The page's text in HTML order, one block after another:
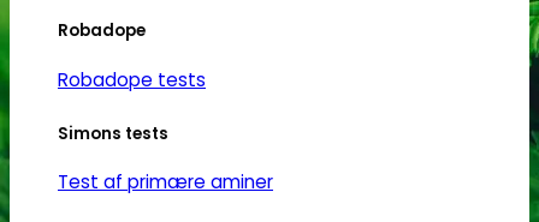
Robadope
Robadope tests
Simons tests
Test af primære aminer
Mulighederne
vælges
på
varesiden